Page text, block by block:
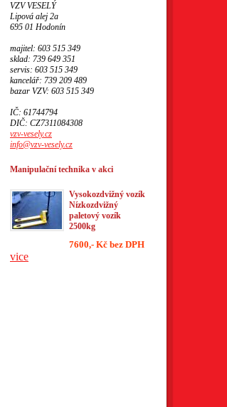
VZV VESELÝ
Lipová alej 2a
695 01 Hodonín
majitel: 603 515 349
sklad: 739 649 351
servis: 603 515 349
kancelář: 739 209 489
bazar VZV: 603 515 349
IČ: 61744794
DIČ: CZ7311084308
vzv-vesely.cz
info@vzv-vesely.cz
Manipulační technika v akci
Vysokozdvižný vozík
Nízkozdvižný
paletový vozík
2500kg
7600,- Kč bez DPH
vice